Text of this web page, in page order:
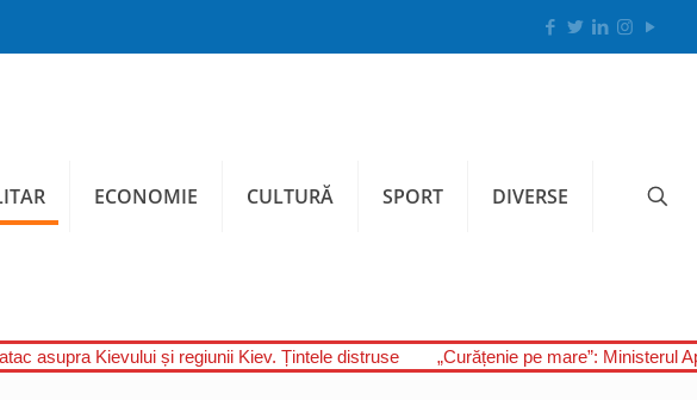
ECONOMIE CULTURĂ SPORT DIVERSE
asupra Kievului și regiunii Kiev. Țintele distruse „Curățenie pe mare”: Ministerul